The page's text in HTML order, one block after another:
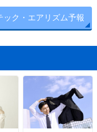
ク・エアリズム予報